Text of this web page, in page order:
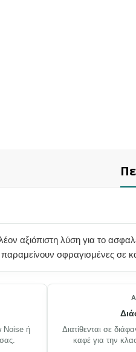
αξιόπιστη λύση για το
σφραγισμένες σε
Noise ή
Διατίθενται σε
καφέ για την